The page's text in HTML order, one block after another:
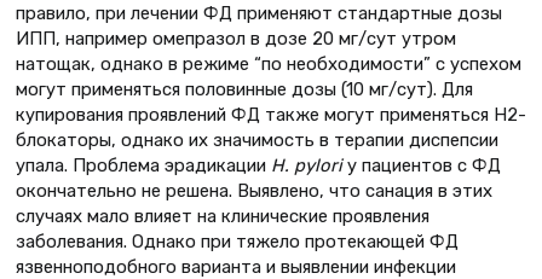
правило, при лечении ФД применяют стандартные дозы
ИПП, например омепразол в дозе 20 мг/сут утром
натощак, однако в режиме “по необходимости” с успехом
могут применяться половинные дозы (10 мг/сут). Для
купирования проявлений ФД также могут применяться H2-
блокаторы, однако их значимость в терапии диспепсии
упала. Проблема эрадикации H. pyloriу пациентов с ФД
окончательно не решена. Выявлено, что санация в этих
случаях мало влияет на клинические проявления
заболевания. Однако при тяжело протекающей ФД
язвенноподобного варианта и выявлении инфекции